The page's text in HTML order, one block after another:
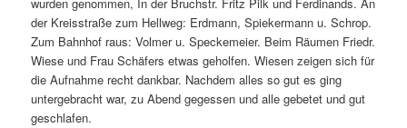
der Kreisstraße zum Hellweg: Erdmann, Spiekermann u. Schrop.
Zum Bahnhof raus: Volmer u. Speckemeier. Beim Räumen Friedr.
Wiese und Frau Schäfers etwas geholfen. Wiesen zeigen sich für
die Aufnahme recht dankbar. Nachdem alles so gut es ging
untergebracht war, zu Abend gegessen und alle gebetet und gut
geschlafen.